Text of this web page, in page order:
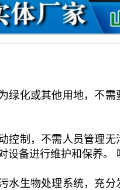
化或其他用地，不
控制，不需人员管理
备进行维护和保养。
生物处理系统，充